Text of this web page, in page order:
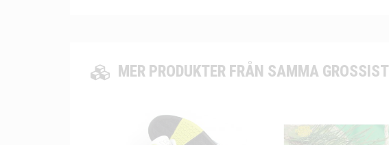
MER PRODUKTER FRÅN SAMMA GROSSIST